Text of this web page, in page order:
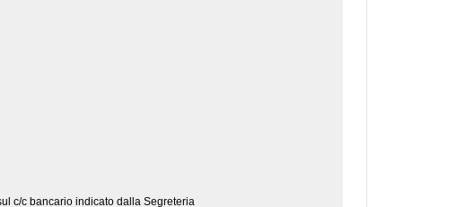
c/c bancario indicato dalla Segreteria